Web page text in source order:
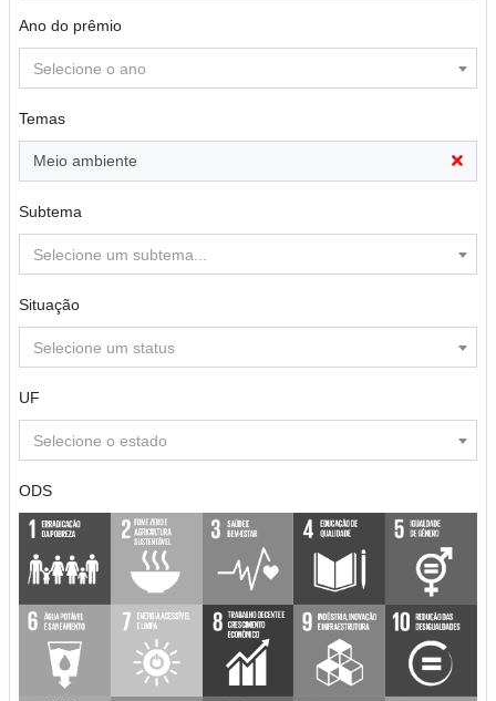
Ano do prêmio
Selecione o ano
Temas
Meio ambiente
Subtema
Selecione um subtema...
Situação
Selecione um status
UF
Selecione o estado
ODS